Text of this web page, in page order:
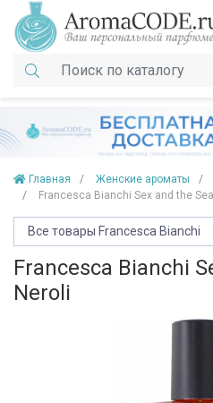
Главная Женские ароматы
Francesca Bianchi Sex and the
Все товары Francesca Bianchi
Francesca Bianchi
Neroli